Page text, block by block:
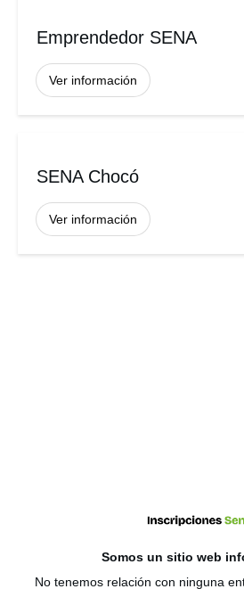
Emprendedor SENA
Ver información
SENA Chocó
Ver información
Somos un sitio web
No tenemos relación con ninguna